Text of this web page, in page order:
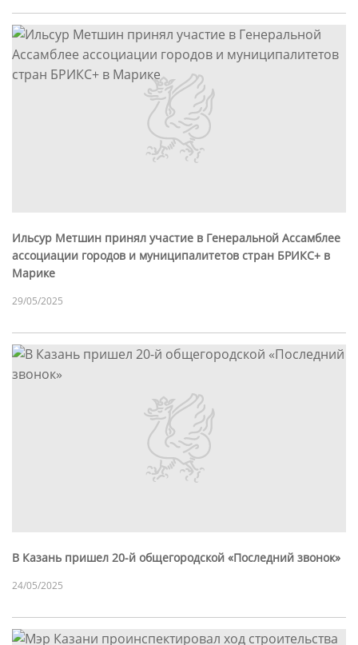
Ильсур Метшин принял участие в Генеральной Ассамблее
ассоциации городов и муниципалитетов стран БРИКС+ в
Марике
29/05/2025
В Казань пришел 20-й общегородской «Последний звонок»
24/05/2025